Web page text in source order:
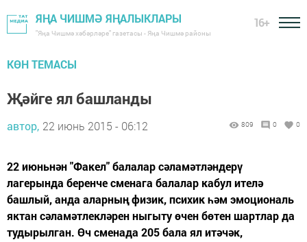
ЯҢА ЧИШМӘ ЯҢАЛЫКЛАРЫ
"Яңа Чишмә хәбәрләре" газетасы - Яңа Чишмә районы
16+
КӨН ТЕМАСЫ
Җәйге ял башланды
автор, 22 июнь 2015 - 06:12 809 0 0
22 июньнән "Факел" балалар сәламәтләндерү
лагерында беренче сменага балалар кабул ителә
башлый, анда аларның физик, психик һәм эмоциональ
яктан сәламәтлекләрен ныгыту өчен бөтен шартлар да
тудырылган. Өч сменада 205 бала ял итәчәк,